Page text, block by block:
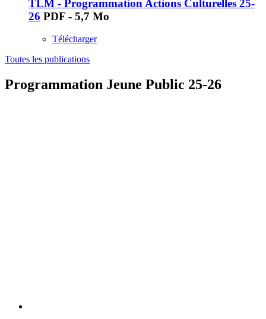
TLM - Programmation Actions Culturelles 25-
26 PDF - 5,7 Mo
Télécharger
Toutes les publications
Programmation Jeune Public 25-26